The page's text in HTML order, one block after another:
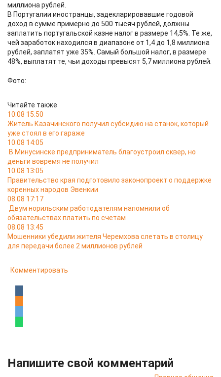
миллиона рублей.
В Португалии иностранцы, задекларировавшие годовой
доход в сумме примерно до 500 тысяч рублей, должны
заплатить португальской казне налог в размере 14,5%. Те же,
чей заработок находился в диапазоне от 1,4 до 1,8 миллиона
рублей, заплатят уже 35%. Самый большой налог, в размере
48%, выплатят те, чьи доходы превысят 5,7 миллиона рублей.
Фото:
Читайте также
10.08 15:50
Житель Казачинского получил субсидию на станок, который
уже стоял в его гараже
10.08 14:05
В Минусинске предприниматель благоустроил сквер, но
деньги вовремя не получил
10.08 13:05
Правительство края подготовило законопроект о поддержке
коренных народов Эвенкии
08.08 17:17
Двум норильским работодателям напомнили об
обязательствах платить по счетам
08.08 13:45
Мошенники убедили жителя Черемхова слетать в столицу
для передачи более 2 миллионов рублей
Комментировать
Напишите свой комментарий